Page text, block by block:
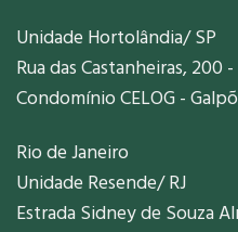
Unidade Hortolândia/ SP
Rua das Castanheiras, 200
Condomínio CELOG -
Rio de Janeiro
Unidade Resende/ RJ
Estrada Sidney de Souza